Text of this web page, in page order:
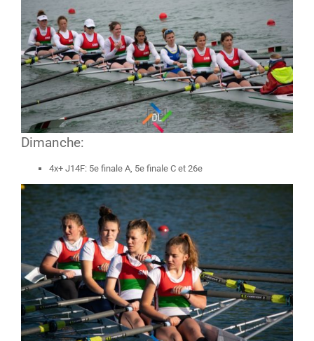
Dimanche:
4x+ J14F: 5e finale A, 5e finale C et 26e